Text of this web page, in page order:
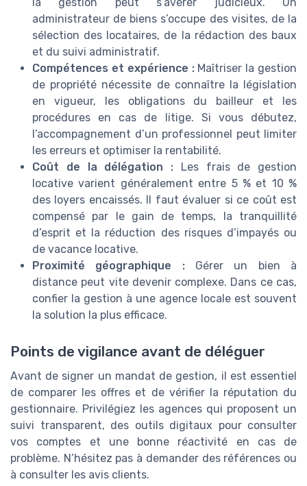
administrateur de biens s’occupe des visites, de la
sélection des locataires, de la rédaction des baux
et du suivi administratif.
Compétences et expérience :Maîtriser la gestion
de propriété nécessite de connaître la législation
en vigueur, les obligations du bailleur et les
procédures en cas de litige. Si vous débutez,
l’accompagnement d’un professionnel peut limiter
les erreurs et optimiser la rentabilité.
Coût de la délégation : Les frais de gestion
locative varient généralement entre 5 % et 10 %
des loyers encaissés. Il faut évaluer si ce coût est
compensé par le gain de temps, la tranquillité
d’esprit et la réduction des risques d’impayés ou
de vacance locative.
Proximité géographique :Gérer un bien à
distance peut vite devenir complexe. Dans ce cas,
confier la gestion à une agence locale est souvent
la solution la plus efficace.
Points de vigilance avant de déléguer
Avant de signer un mandat de gestion, il est essentiel
de comparer les offres et de vérifier la réputation du
gestionnaire. Privilégiez les agences qui proposent un
suivi transparent, des outils digitaux pour consulter
vos comptes et une bonne réactivité en cas de
problème. N’hésitez pas à demander des références ou
à consulter les avis clients.